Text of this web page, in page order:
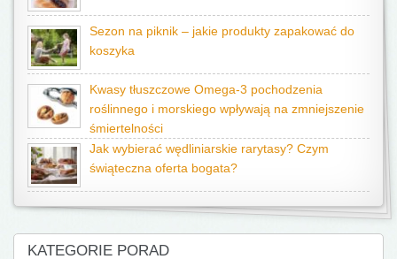
Sezon na piknik – jakie produkty zapakować do
koszyka
Kwasy tłuszczowe Omega-3 pochodzenia
roślinnego i morskiego wpływają na zmniejszenie
śmiertelności
Jak wybierać wędliniarskie rarytasy? Czym
świąteczna oferta bogata?
KATEGORIE PORAD